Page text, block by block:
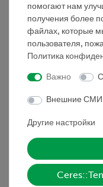
Информация
Контактное лицо
Условия
Декларация о
Краткий обзор услуг
Скачать
Каталоги
Вебинары и Видео
помогают нам
получения более
файлах, которые
пользователя,
Политика
Важно
Внешние СМИ
Другие настройки